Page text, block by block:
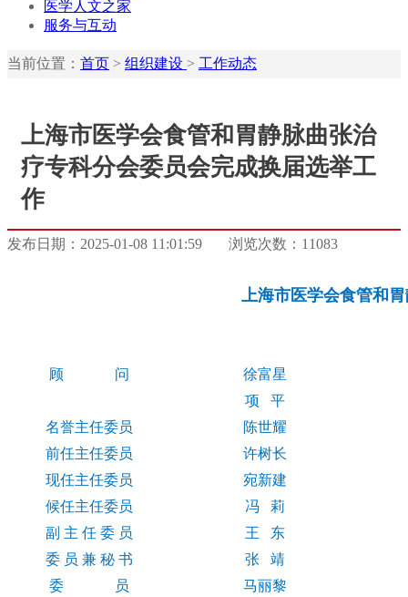
医学人文之家
服务与互动
当前位置： 首页 > 组织建设 > 工作动态
上海市医学会食管和胃静脉曲张治
疗专科分会委员会完成换届选举工
作
发布日期：2025-01-08 11:01:59 浏览次数：11083
上海市医学会食管和
顾 问
徐富星
项 平
名誉主任委员
陈世耀
前任主任委员
许树长
现任主任委员
宛新建
候任主任委员
冯 莉
副 主 任 委 员
王 东
委 员 兼 秘 书
张 靖
委 员
马丽黎